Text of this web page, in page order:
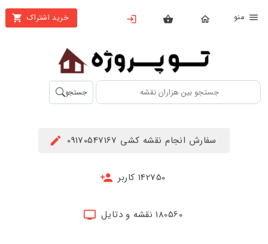
خرید اشتراک
بستن
محصولات
تهیه
اشتراک
جستجو
سفارش انجام نقشه کشی 09170547167
142750 کاربر
180560 نقشه و دتایل